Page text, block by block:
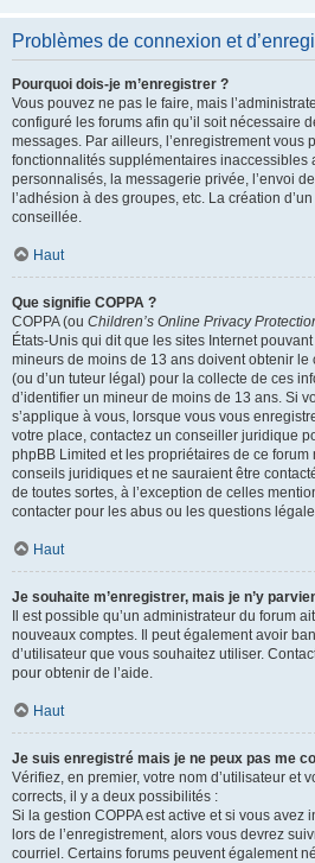
Problèmes de connexion et
Pourquoi dois-je m’enregistrer ?
Vous pouvez ne pas le faire, mais
configuré les forums afin qu’il soit nécessaire
messages. Par ailleurs, l’enregistrement vous
fonctionnalités supplémentaires inaccessibles
personnalisés, la messagerie privée, l’envoi
l’adhésion à des groupes, etc. La création
conseillée.
Haut
Que signifie COPPA ?
COPPA (ou Children’s Online Privacy
États-Unis qui dit que les sites Internet
mineurs de moins de 13 ans doivent obtenir
(ou d’un tuteur légal) pour la collecte de ces
d’identifier un mineur de moins de 13 ans. Si
s’applique à vous, lorsque vous vous
votre place, contactez un conseiller juridique
phpBB Limited et les propriétaires de ce forum
conseils juridiques et ne sauraient être
de toutes sortes, à l’exception de celles
contacter pour les abus ou les questions
Haut
Je souhaite m’enregistrer, mais je n’y
Il est possible qu’un administrateur du forum
nouveaux comptes. Il peut également avoir
d’utilisateur que vous souhaitez utiliser.
pour obtenir de l’aide.
Haut
Je suis enregistré mais je ne peux pas me
Vérifiez, en premier, votre nom d’utilisateur et
corrects, il y a deux possibilités :
Si la gestion COPPA est active et si vous avez
lors de l’enregistrement, alors vous devrez
courriel. Certains forums peuvent également